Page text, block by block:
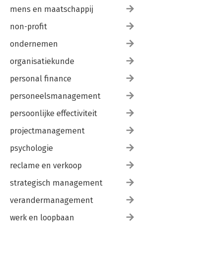
mens en maatschappij
non-profit
ondernemen
organisatiekunde
personal finance
personeelsmanagement
persoonlijke effectiviteit
projectmanagement
psychologie
reclame en verkoop
strategisch management
verandermanagement
werk en loopbaan